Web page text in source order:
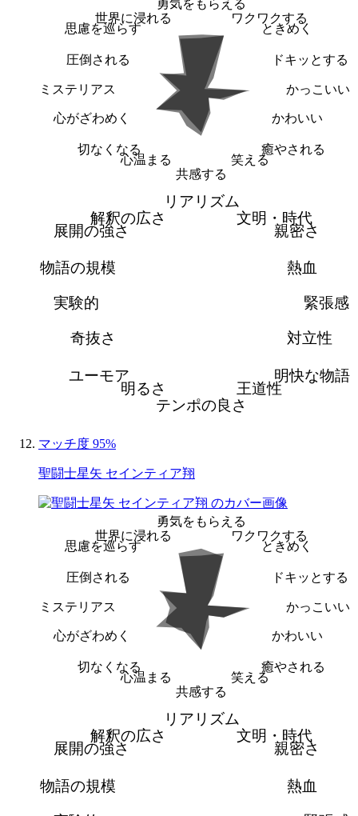
勇気をもらえる
ワクワクする
ときめく
ドキッとする
かっこいい
かわいい
癒やされる
笑える
共感する
心温まる
切なくなる
心がざわめく
ミステリアス
圧倒される
思慮を巡らす
世界に浸れる
リアリズム
文明・時代
親密さ
熱血
緊張感
対立性
明快な物語
王道性
テンポの良さ
明るさ
ユーモア
奇抜さ
実験的
物語の規模
展開の強さ
解釈の広さ
マッチ度 95%
聖闘士星矢 セインティア翔
勇気をもらえる
ワクワクする
ときめく
ドキッとする
かっこいい
かわいい
癒やされる
笑える
共感する
心温まる
切なくなる
心がざわめく
ミステリアス
圧倒される
思慮を巡らす
世界に浸れる
リアリズム
文明・時代
親密さ
熱血
物語の規模
展開の強さ
解釈の広さ